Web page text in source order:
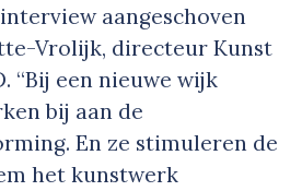
aangeschoven
Vrolijk, directeur Kunst
“Bij een nieuwe wijk
bij aan de
En ze stimuleren de
het kunstwerk